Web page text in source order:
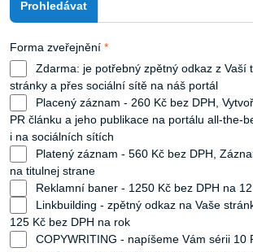
Forma zveřejnění *
stránky a přes sociální sítě na náš portál
PR článku a jeho publikace na portálu all-the-
i na sociálních sítích
na titulnej strane
Reklamní baner - 1250 Kč bez DPH na
125 Kč bez DPH na rok